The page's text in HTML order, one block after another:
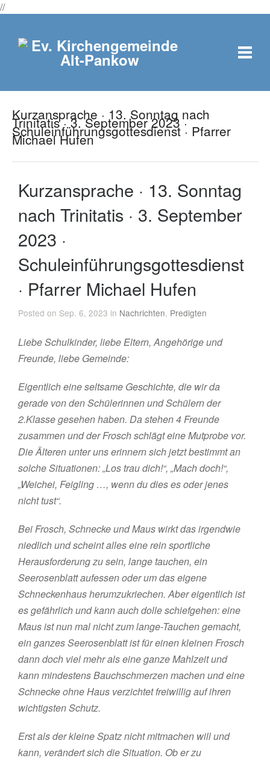
//
Kurzansprache · 13. Sonntag nach
Trinitatis · 3. September 2023 ·
Schuleinführungsgottesdienst · Pfarrer
Michael Hufen
Kurzansprache · 13. Sonntag
nach Trinitatis · 3. September
2023 ·
Schuleinführungsgottesdienst
· Pfarrer Michael Hufen
Posted on Sep. 6, 2023 in Nachrichten, Predigten
Liebe Schulkinder, liebe Eltern, Angehörige und
Freunde, liebe Gemeinde:
Eigentlich eine seltsame Geschichte, die wir da
gerade von den Schülerinnen und Schülern der
2.Klasse gesehen haben. Da stehen 4 Freunde
zusammen und der Frosch schlägt eine Mutprobe vor.
Die Älteren unter uns erinnern sich jetzt bestimmt an
solche Situationen: „Los trau dich!“, „Mach doch!“,
„Weichei, Feigling …, wenn du dies es oder jenes
nicht tust“.
Bei Frosch, Schnecke und Maus wirkt das irgendwie
niedlich und scheint alles eine rein sportliche
Herausforderung zu sein, lange tauchen, ein
Seerosenblatt aufessen oder um das eigene
Schneckenhaus herumzukriechen. Aber eigentlich ist
es gefährlich und kann auch dolle schiefgehen: eine
Maus ist nun mal nicht zum lange-Tauchen gemacht,
ein ganzes Seerosenblatt ist für einen kleinen Frosch
dann doch viel mehr als eine ganze Mahlzeit und
kann mindestens Bauchschmerzen machen und eine
Schnecke ohne Haus verzichtet freiwillig auf ihren
wichtigsten Schutz.
Erst als der kleine Spatz nicht mitmachen will und
kann, verändert sich die Situation. Ob er zu